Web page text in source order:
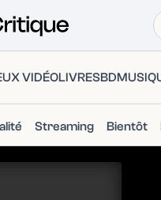
VIDÉOLIVRESBD
Streaming Bientôt